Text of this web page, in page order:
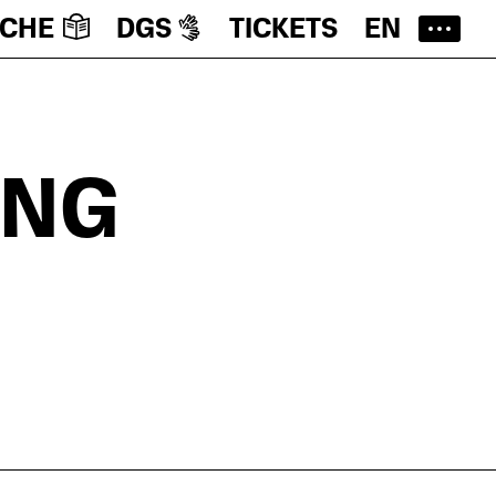
DGS TICKETS EN